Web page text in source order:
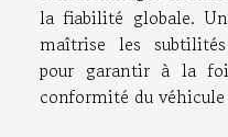
la fiabilité globale.
maîtrise les
pour garantir à la
conformité du véhicule